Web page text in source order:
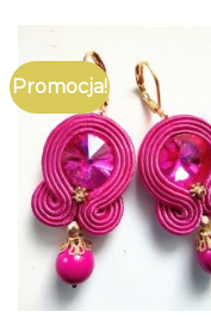
Promocja!